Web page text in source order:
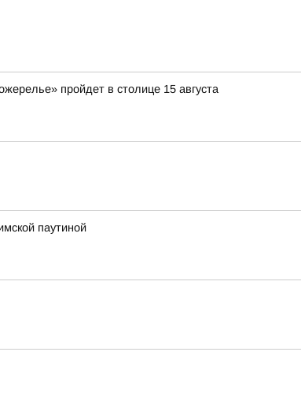
пройдет в столице 15 августа
паутиной